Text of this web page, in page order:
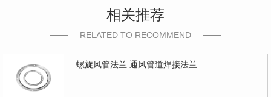
相关推荐
RELATED TO RECOMMEND
螺旋风管法兰 通风管道焊接法兰